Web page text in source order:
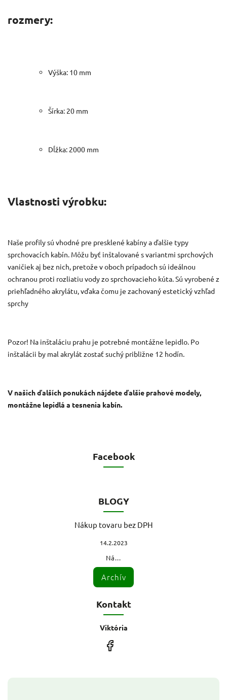
rozmery:
Výška: 10 mm
Šírka: 20 mm
Dĺžka: 2000 mm
Vlastnosti výrobku:
Naše profily sú vhodné pre presklené kabíny a ďalšie typy
sprchovacích kabín. Môžu byť inštalované s variantmi sprchových
vaničiek aj bez nich, pretože v oboch prípadoch sú ideálnou
ochranou proti rozliatiu vody zo sprchovacieho kúta. Sú vyrobené z
priehľadného akrylátu, vďaka čomu je zachovaný estetický vzhľad
sprchy
Pozor! Na inštaláciu prahu je potrebné montážne lepidlo. Po
inštalácii by mal akrylát zostať suchý približne 12 hodín.
V našich ďalších ponukách nájdete ďalšie prahové modely,
montážne lepidlá a tesnenia kabín.
Facebook
BLOGY
Nákup tovaru bez DPH
14.2.2023
Ná...
Archív
Kontakt
Viktória